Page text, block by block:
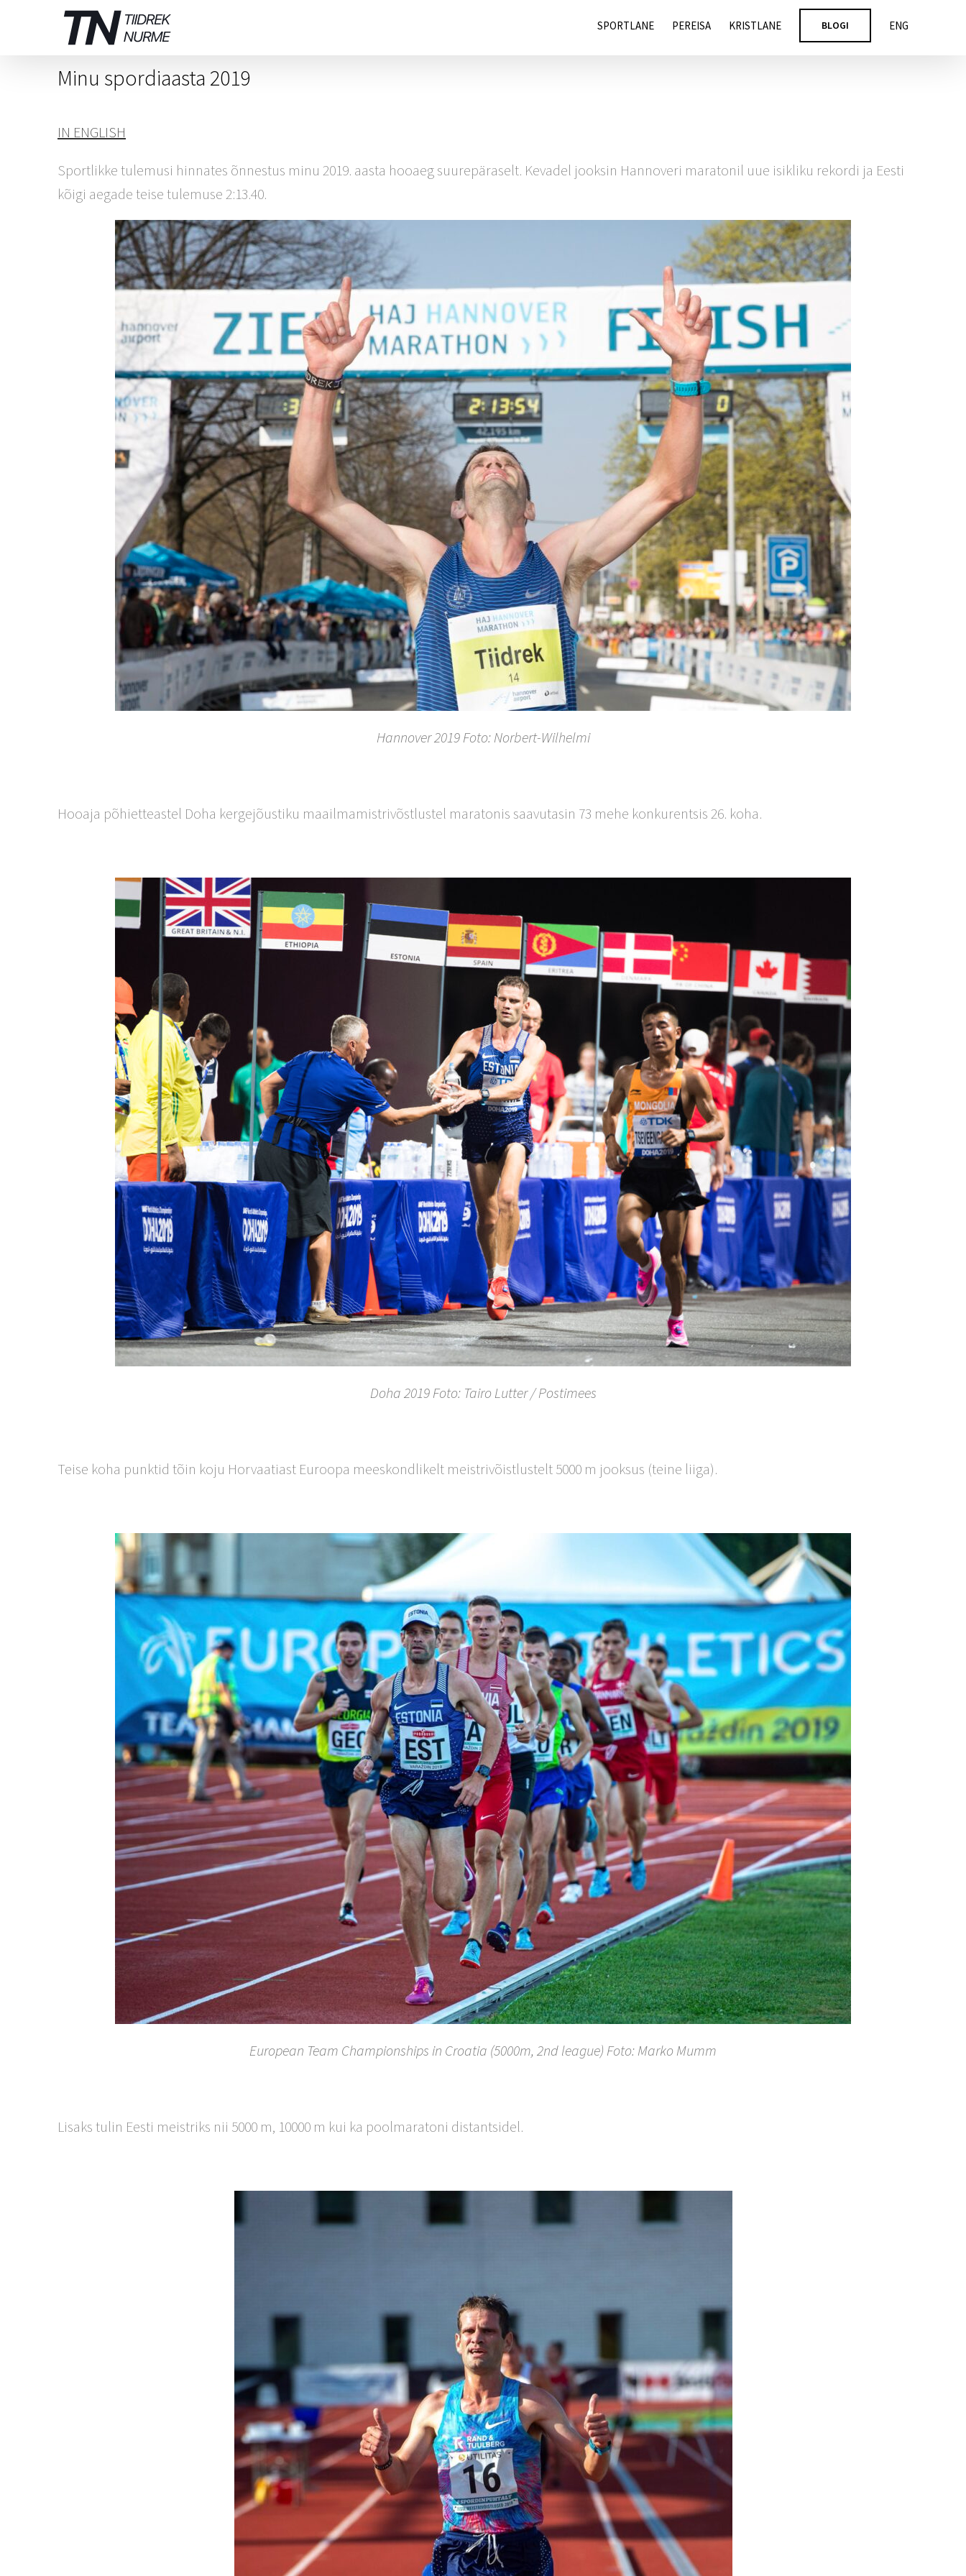
SPORTLANE PEREISA KRISTLANE BLOGI ENG
Minu spordiaasta 2019
IN ENGLISH
Sportlikke tulemusi hinnates õnnestus minu 2019. aasta hooaeg suurepäraselt. Kevadel jooksin Hannoveri maratonil uue isikliku rekordi ja Eesti
kõigi aegade teise tulemuse 2:13.40.
Hannover 2019 Foto: Norbert-Wilhelmi
Hooaja põhietteastel Doha kergejõustiku maailmamistrivõstlustel maratonis saavutasin 73 mehe konkurentsis 26. koha.
Doha 2019 Foto: Tairo Lutter / Postimees
Teise koha punktid tõin koju Horvaatiast Euroopa meeskondlikelt meistrivõistlustelt 5000 m jooksus (teine liiga).
European Team Championships in Croatia (5000m, 2nd league) Foto: Marko Mumm
Lisaks tulin Eesti meistriks nii 5000 m, 10000 m kui ka poolmaratoni distantsidel.